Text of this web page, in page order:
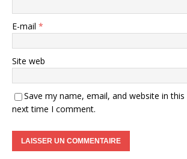
E-mail *
Site web
Save my name, email, and website in
next time I comment.